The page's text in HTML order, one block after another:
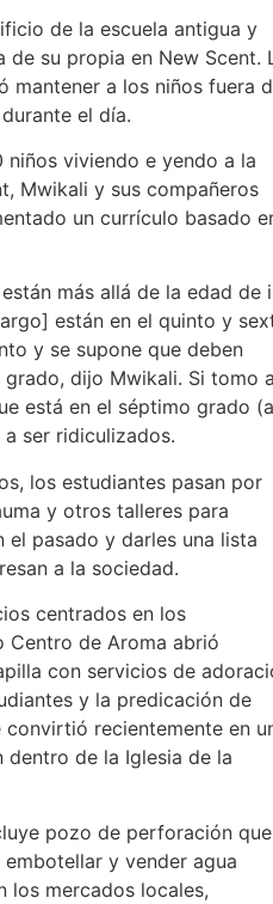
de la escuela antigua y
de su propia en New Scent.
mantener a los niños fuera
el día.
niños viviendo e yendo a la
Mwikali y sus compañeros
un currículo basado
más allá de la edad de
están en el quinto y
y se supone que deben
dijo Mwikali. Si tomo
está en el séptimo grado
ser ridiculizados.
los estudiantes pasan por
y otros talleres para
el pasado y darles una lista
a la sociedad.
centrados en los
Centro de Aroma abrió
con servicios de
y la predicación de
convirtió recientemente en
de la Iglesia de la
pozo de perforación que
y vender agua
los mercados locales,